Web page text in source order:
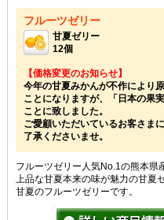
フルーツゼリー
甘夏ゼリー
12個
【価格変更のお知らせ】
今年の甘夏みかんが不作により
ことになりますが、「日本の果
ことに致しました。
ご愛顧いただいているお客さま
了承くださいませ。
フルーツゼリー人気No.1の熊本県
上品な甘夏本来の味が魅力の甘
甘夏のフルーツゼリーです。